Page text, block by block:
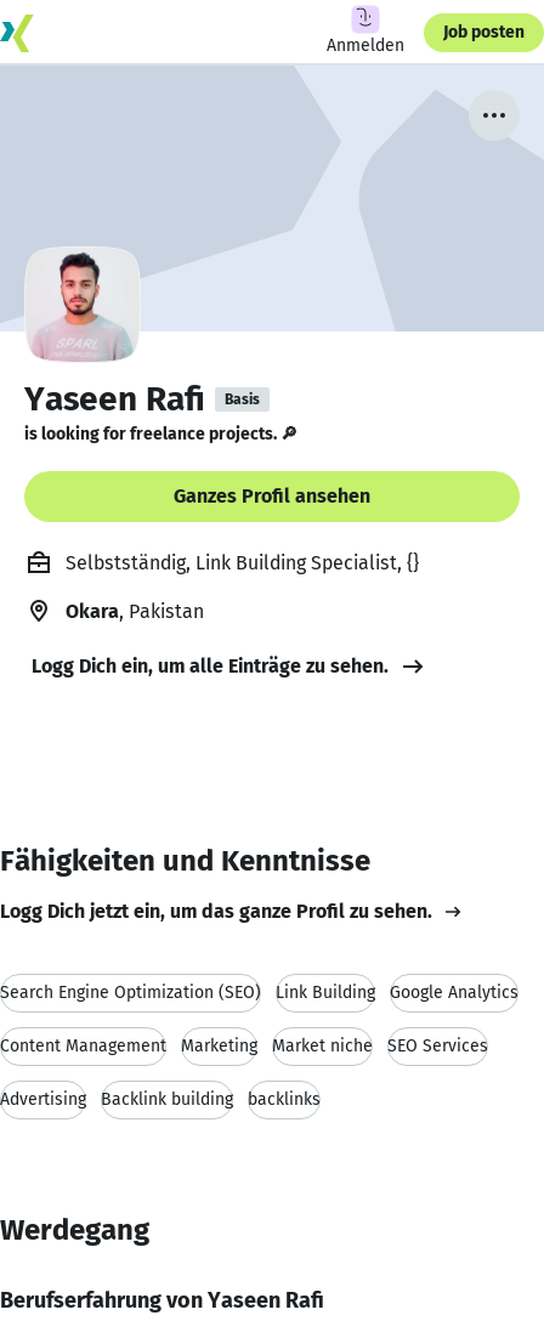
Anmelden
Job posten
Yaseen Rafi Basis
is looking for freelance projects. 🔎
Ganzes Profil ansehen
Selbstständig, Link Building Specialist, {}
Okara, Pakistan
Logg Dich ein, um alle Einträge zu sehen.
Fähigkeiten und Kenntnisse
Logg Dich jetzt ein, um das ganze Profil zu sehen.
Search Engine Optimization (SEO) Link Building Google Analytics
Content Management Marketing Market niche SEO Services
Advertising Backlink building backlinks
Werdegang
Berufserfahrung von Yaseen Rafi